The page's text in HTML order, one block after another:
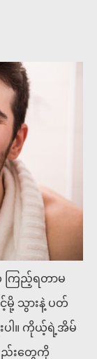
ကြည့်ရတာမ
မို့ သွားနဲ့ ပတ်
ပါ။ ကိုယ့်ရဲ့အိမ်
ည်းတွေကို